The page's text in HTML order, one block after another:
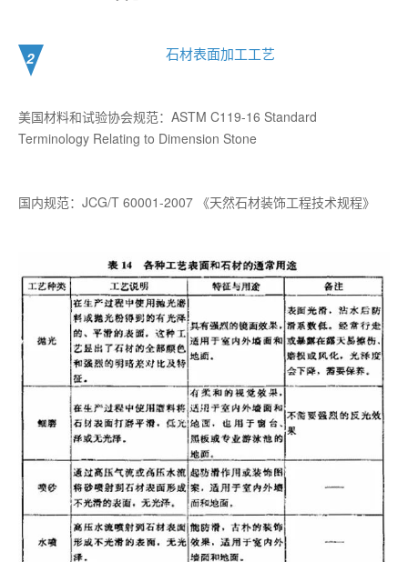
2 石材表面加工工艺
美国材料和试验协会规范：ASTM C119-16 Standard
Terminology Relating to Dimension Stone
国内规范：JCG/T 60001-2007 《天然石材装饰工程技术规程》